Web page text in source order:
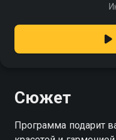
Сюжет
Программа подарит